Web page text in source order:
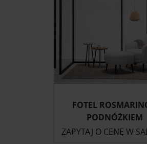
FOTEL
PODNÓŻKIEM
ZAPYTAJ O CENĘ W